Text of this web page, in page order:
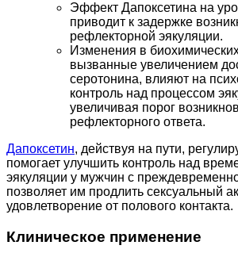
Эффект Дапоксетина на
приводит к задержке
рефлекторной эякуляции.
Изменения в
вызванные увеличением
серотонина, влияют на
контроль над процессом
увеличивая порог
рефлекторного ответа.
Дапоксетин, действуя на пути,
помогает улучшить контроль над
эякуляции у мужчин с
позволяет им продлить сексуальный
удовлетворение от полового контакта.
Клиническое применение